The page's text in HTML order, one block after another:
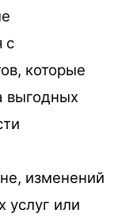
с
которые
выгодных
изменений
услуг или